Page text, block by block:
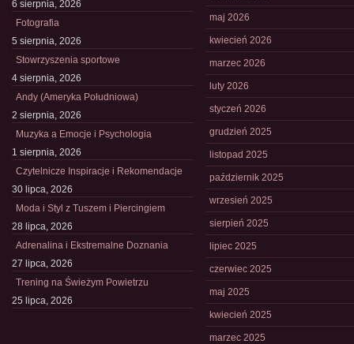
6 sierpnia, 2026
Fotografia
5 sierpnia, 2026
Stowrzyszenia sportowe
4 sierpnia, 2026
Andy (Ameryka Południowa)
2 sierpnia, 2026
Muzyka a Emocje i Psychologia
1 sierpnia, 2026
Czytelnicze Inspiracje i Rekomendacje
30 lipca, 2026
Moda i Styl z Tuszem i Piercingiem
28 lipca, 2026
Adrenalina i Ekstremalne Doznania
27 lipca, 2026
Trening na Świeżym Powietrzu
25 lipca, 2026
maj 2026
kwiecień 2026
marzec 2026
luty 2026
styczeń 2026
grudzień 2025
listopad 2025
październik 2025
wrzesień 2025
sierpień 2025
lipiec 2025
czerwiec 2025
maj 2025
kwiecień 2025
marzec 2025